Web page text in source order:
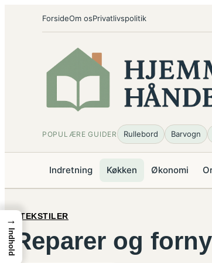
ForsideOm osPrivatlivspolitik
POPULÆRE GUIDER Rullebord Barvogn
Indretning Køkken Økonomi
TEKSTILER
Reparer og
→
Indhold